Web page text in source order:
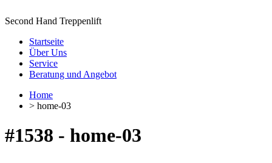
Second Hand Treppenlift
Startseite
Über Uns
Service
Beratung und Angebot
Home
> home-03
#1538 - home-03